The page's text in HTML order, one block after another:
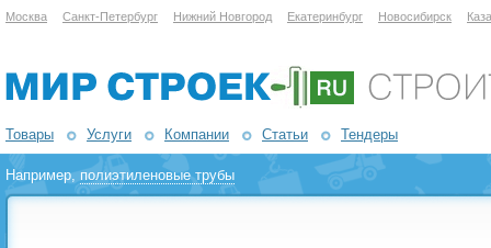
Москва Санкт-Петербург Нижний Новгород Екатеринбург Новосибирск
Товары Услуги Компании Статьи Тендеры
Например,полиэтиленовые трубы